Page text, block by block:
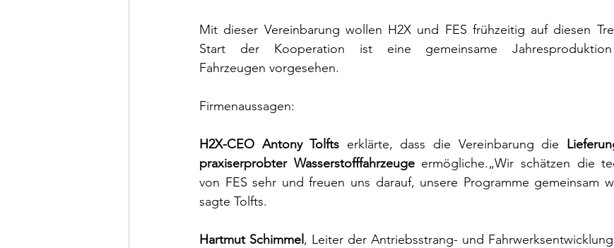
Mit dieser Vereinbarung wollen H2X und FES frühzeitig auf diesen
Start der Kooperation ist eine gemeinsame
Fahrzeugen vorgesehen.
Firmenaussagen:
H2X-CEO Antony Tolfts erklärte, dass die Vereinbarung die
praxiserprobter Wasserstofffahrzeuge ermögliche.„Wir schätzen die
von FES sehr und freuen uns darauf, unsere Programme gemeinsam
sagte Tolfts.
Hartmut Schimmel , Leiter der Antriebsstrang- und